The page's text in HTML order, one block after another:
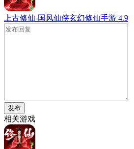
上古修仙-国风仙侠玄幻修仙手游 4.9
发布
相关游戏